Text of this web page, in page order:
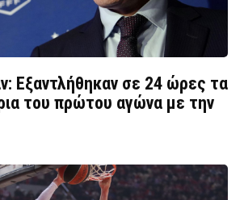
Εξαντλήθηκαν σε 24 ώρες τα
του πρώτου αγώνα με την